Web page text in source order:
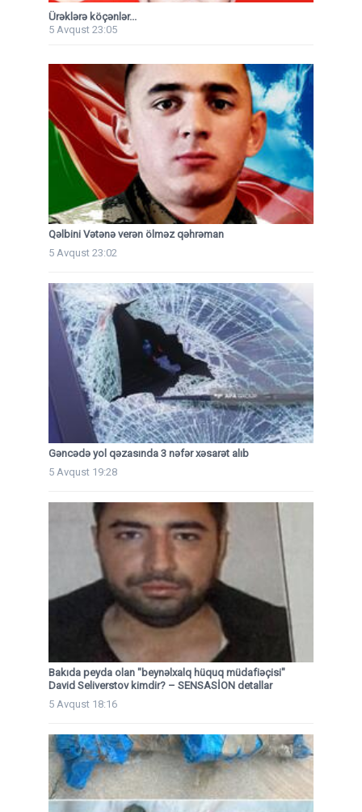
Ürəklərə köçənlər...
5 Avqust 23:05
Qəlbini Vətənə verən ölməz qəhrəman
5 Avqust 23:02
Gəncədə yol qəzasında 3 nəfər xəsarət alıb
5 Avqust 19:28
Bakıda peyda olan "beynəlxalq hüquq müdafiəçisi"
David Seliverstov kimdir? – SENSASİON detallar
5 Avqust 18:16